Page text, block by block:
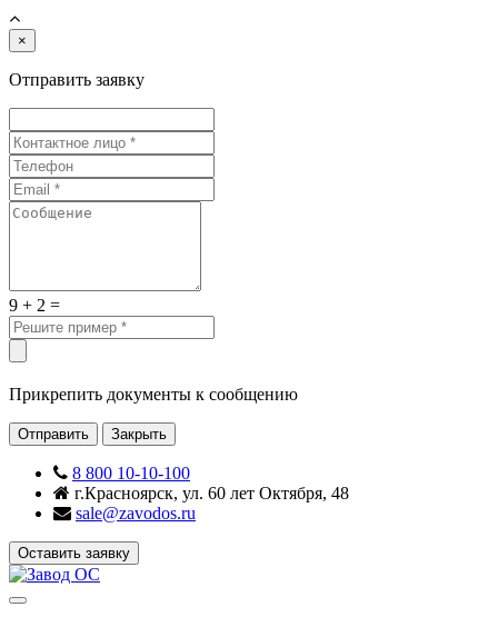
×
Отправить заявку
9 + 2 =
Прикрепить документы к сообщению
Отправить Закрыть
8 800 10-10-100
г.Красноярск, ул. 60 лет Октября, 48
sale@zavodos.ru
Оставить заявку
Показать